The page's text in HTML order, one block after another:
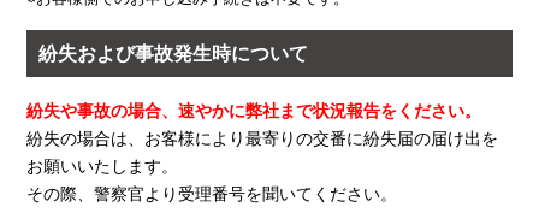
紛失および事故発生時について
紛失や事故の場合、速やかに弊社まで状況報告をください。
紛失の場合は、お客様により最寄りの交番に紛失届の届け出を
お願いいたします。
その際、警察官より受理番号を聞いてください。